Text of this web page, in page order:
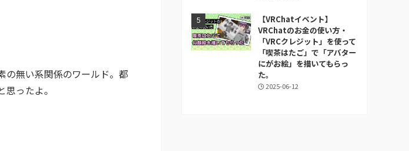
無い系関係のワールド。都
ったよ。
【VRChatイベント】
VRChatのお金の使い方・
「VRCクレジット」を使って
「喫茶はたご」で「アバター
にがお絵」を描いてもらっ
た。
2025-06-12